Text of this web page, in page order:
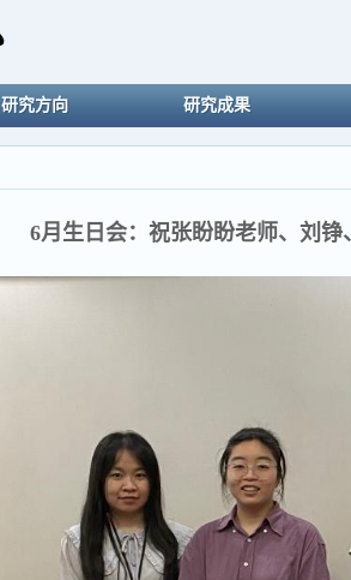
研究方向 研究成果
6月生日会：祝张盼盼老师、刘铮